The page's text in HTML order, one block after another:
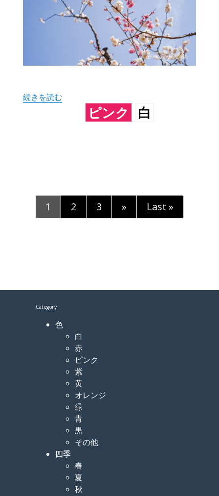
“思いのまま (梅)” の
続きを読む
ピンク 白
1 2 3 » Last »
Category
色
白
赤
ピンク
紫
黄
オレンジ
緑
青
黒
その他
四季
春
夏
秋